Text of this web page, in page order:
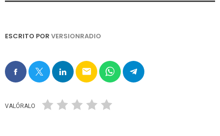
ESCRITO POR VERSIONRADIO
email
VALÓRALO